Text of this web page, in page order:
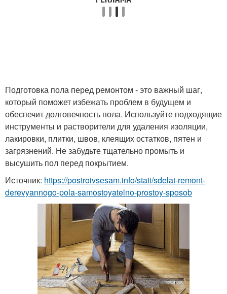
Подготовка пола перед ремонтом - это важный шаг,
который поможет избежать проблем в будущем и
обеспечит долговечность пола. Используйте подходящие
инструменты и растворители для удаления изоляции,
лакировки, плитки, швов, клеящих остатков, пятен и
загрязнений. Не забудьте тщательно промыть и
высушить пол перед покрытием.
Источник: https://postroivsesam.info/stati/sdelat-remont-
derevyannogo-pola-samostoyatelno-prostoy-sposob